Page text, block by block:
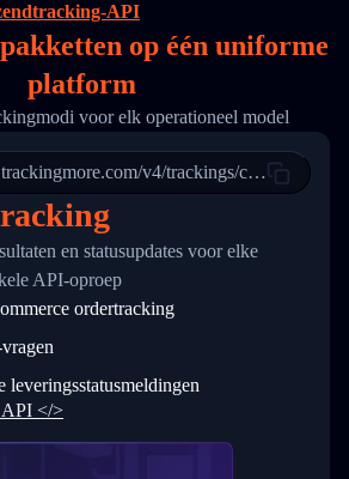
2,
"",
null,
[
{
"Date": "2017-03-08 04: 22: 00",
"StatusDescription": "Departed
"Details": "Departed Facility
},
{
"Date": "2017-03-06 15:28:00",
"StatusDescription": "Shipment
"Details": "BEIJING-
}
API
op één uniforme
platform
voor elk operationeel model
v4/trackings/create
en statusupdates voor elke
API-oproep
ordertracking
leveringsstatusmeldingen
API </>